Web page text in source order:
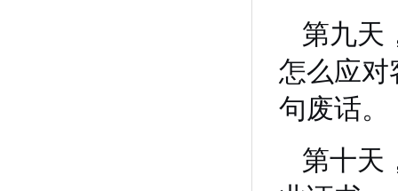
第九天
怎么应对
句废话。
第十天